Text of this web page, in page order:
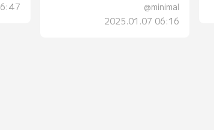
@minimal
2025.01.07 06:16